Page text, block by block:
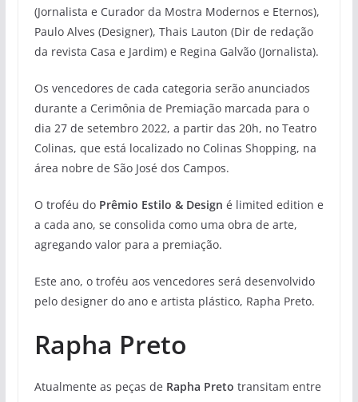
(Jornalista e Curador da Mostra Modernos e Eternos),
Paulo Alves (Designer), Thais Lauton (Dir de redação
da revista Casa e Jardim) e Regina Galvão (Jornalista).
Os vencedores de cada categoria serão anunciados
durante a Cerimônia de Premiação marcada para o
dia 27 de setembro 2022, a partir das 20h, no Teatro
Colinas, que está localizado no Colinas Shopping, na
área nobre de São José dos Campos.
O troféu do Prêmio Estilo & Design é limited edition e
a cada ano, se consolida como uma obra de arte,
agregando valor para a premiação.
Este ano, o troféu aos vencedores será desenvolvido
pelo designer do ano e artista plástico, Rapha Preto.
Rapha Preto
Atualmente as peças de Rapha Preto transitam entre